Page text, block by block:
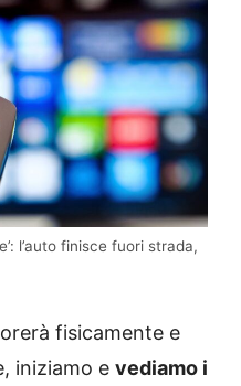
l’auto finisce fuori strada,
fisicamente e
iniziamo e vediamo i